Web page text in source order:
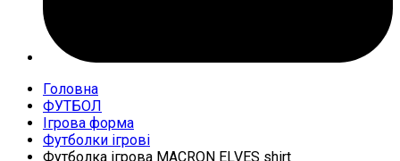
Головна
ФУТБОЛ
Ігрова форма
Футболки ігрові
Футболка ігрова MACRON ELVES shirt